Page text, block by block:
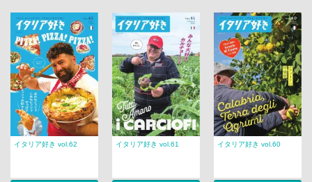
イタリア好き vol.62 イタリア好き vol.61 イタリア好き vol.60